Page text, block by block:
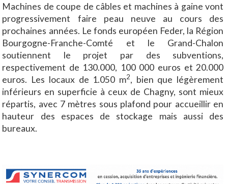
Machines de coupe de câbles et machines à gaine vont
progressivement faire peau neuve au cours des
prochaines années. Le fonds européen Feder, la Région
Bourgogne-Franche-Comté et le Grand-Chalon
soutiennent le projet par des subventions,
respectivement de 130.000, 100 000 euros et 20.000
euros. Les locaux de 1.050 m2, bien que légèrement
inférieurs en superficie à ceux de Chagny, sont mieux
répartis, avec 7 mètres sous plafond pour accueillir en
hauteur des espaces de stockage mais aussi des
bureaux.